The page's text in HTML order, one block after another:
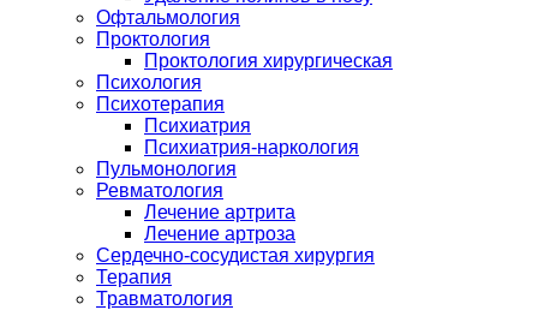
Офтальмология
Проктология
Проктология хирургическая
Психология
Психотерапия
Психиатрия
Психиатрия-наркология
Пульмонология
Ревматология
Лечение артрита
Лечение артроза
Сердечно-сосудистая хирургия
Терапия
Травматология